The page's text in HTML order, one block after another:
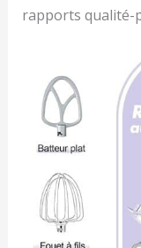
rapports qualité-